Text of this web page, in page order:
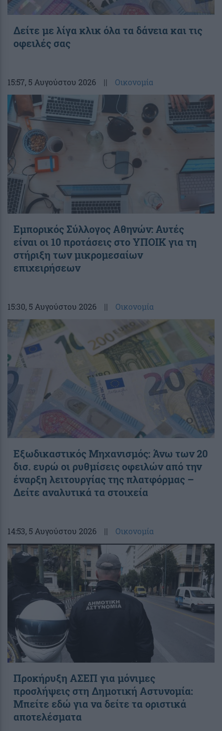
Δείτε με λίγα κλικ όλα τα δάνεια και τις
οφειλές σας
15:57, 5 Αυγούστου 2026 || Οικονομία
Εμπορικός Σύλλογος Αθηνών: Αυτές
είναι οι 10 προτάσεις στο ΥΠΟΙΚ για τη
στήριξη των μικρομεσαίων
επιχειρήσεων
15:30, 5 Αυγούστου 2026 || Οικονομία
Εξωδικαστικός Μηχανισμός: Άνω των 20
δισ. ευρώ οι ρυθμίσεις οφειλών από την
έναρξη λειτουργίας της πλατφόρμας –
Δείτε αναλυτικά τα στοιχεία
14:53, 5 Αυγούστου 2026 || Οικονομία
Προκήρυξη ΑΣΕΠ για μόνιμες
προσλήψεις στη Δημοτική Αστυνομία:
Μπείτε εδώ για να δείτε τα οριστικά
αποτελέσματα